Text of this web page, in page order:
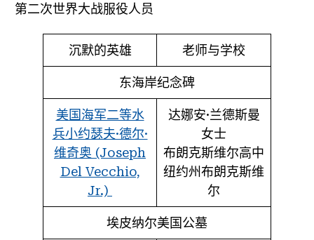
第二次世界大战服役人员
沉默的英雄 老师与学校
东海岸纪念碑
美国海军二等水
兵小约瑟夫·德尔·
维奇奥 (Joseph
Del Vecchio,
Jr.)
达娜安·兰德斯曼
女士
布朗克斯维尔高中
纽约州布朗克斯维
尔
埃皮纳尔美国公墓